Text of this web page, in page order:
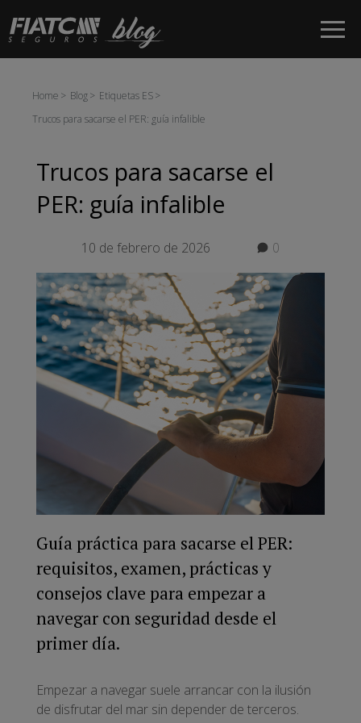
Saltar al contenido principal
Home Blog
Etiquetas ES
Trucos para sacarse el PER: guía infalible
Trucos para sacarse el
PER: guía infalible
10 de febrero de 2026 0
Guía práctica para sacarse el PER:
requisitos, examen, prácticas y
consejos clave para empezar a
navegar con seguridad desde el
primer día.
Empezar a navegar suele arrancar con la ilusión
de disfrutar del mar sin depender de terceros.